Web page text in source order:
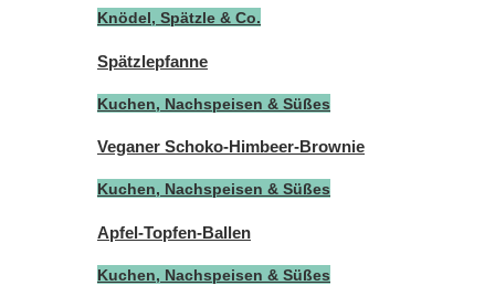
Knödel, Spätzle & Co.
Spätzlepfanne
Kuchen, Nachspeisen & Süßes
Veganer Schoko-Himbeer-Brownie
Kuchen, Nachspeisen & Süßes
Apfel-Topfen-Ballen
Kuchen, Nachspeisen & Süßes